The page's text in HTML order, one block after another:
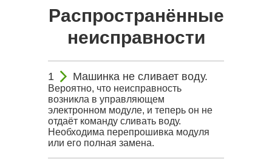
Распространённые
неисправности
Машинка не сливает воду.
Вероятно, что неисправность
возникла в управляющем
электронном модуле, и теперь он не
отдаёт команду сливать воду.
Необходима перепрошивка модуля
или его полная замена.